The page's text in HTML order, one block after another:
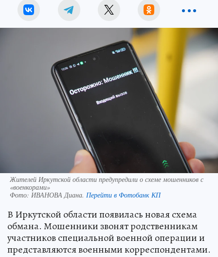
Жителей Иркутской области предупредили о схеме мошенников с
«военкорами»
Фото: ИВАНОВА Диана. Перейти в Фотобанк КП
В Иркутской области появилась новая схема
обмана. Мошенники звонят родственникам
участников специальной военной операции и
представляются военными корреспондентами.